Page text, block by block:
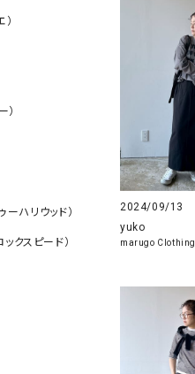
）
ハリウッド）
クスピード）
2024/09/13
yuko
marugo Clothing